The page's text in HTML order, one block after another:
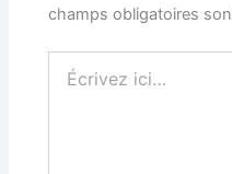
champs obligatoires
ici…